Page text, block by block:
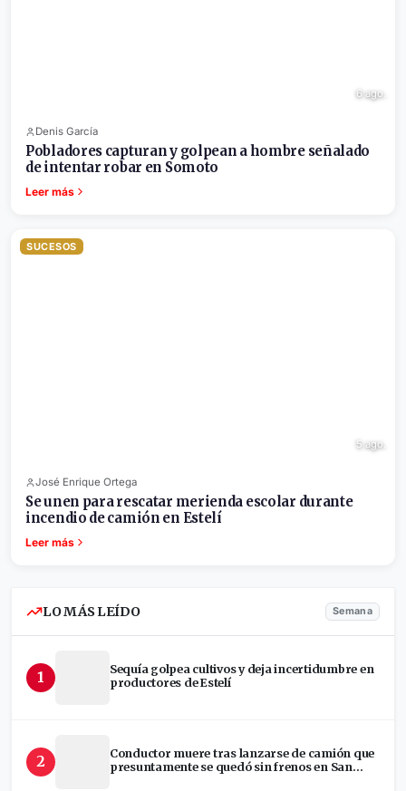
6 ago.
Denis García
Pobladores capturan y golpean a hombre señalado
de intentar robar en Somoto
Leer más
SUCESOS
5 ago.
José Enrique Ortega
Se unen para rescatar merienda escolar durante
incendio de camión en Estelí
Leer más
LO MÁS LEÍDO Semana
1
Sequía golpea cultivos y deja incertidumbre en
productores de Estelí
2
Conductor muere tras lanzarse de camión que
presuntamente se quedó sin frenos en San